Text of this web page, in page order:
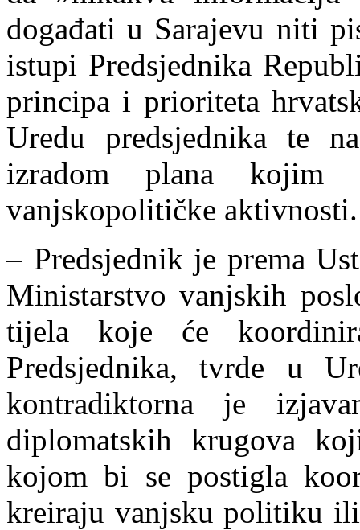
događati u Sarajevu niti
istupi Predsjednika
principa i prioriteta
Uredu predsjednika te
izradom plana
vanjskopolitičke aktivnosti.
– Predsjednik je prema
Ministarstvo vanjskih
tijela koje će
Predsjednika, tvrde u
kontradiktorna je
diplomatskih krugova
kojom bi se postigla
kreiraju vanjsku politiku